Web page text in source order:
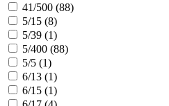
41/500 (88)
5/15 (8)
5/39 (1)
5/400 (88)
5/5 (1)
6/13 (1)
6/15 (1)